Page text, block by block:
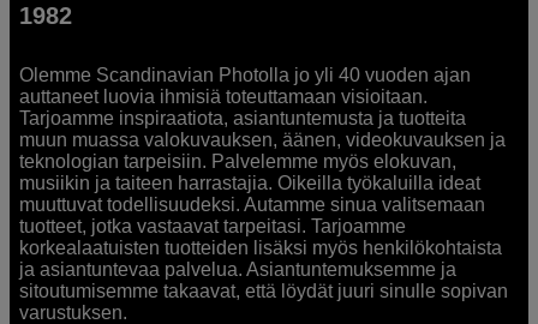
1982
Olemme Scandinavian Photolla jo yli 40 vuoden ajan
auttaneet luovia ihmisiä toteuttamaan visioitaan.
Tarjoamme inspiraatiota, asiantuntemusta ja tuotteita
muun muassa valokuvauksen, äänen, videokuvauksen ja
teknologian tarpeisiin. Palvelemme myös elokuvan,
musiikin ja taiteen harrastajia. Oikeilla työkaluilla ideat
muuttuvat todellisuudeksi. Autamme sinua valitsemaan
tuotteet, jotka vastaavat tarpeitasi. Tarjoamme
korkealaatuisten tuotteiden lisäksi myös henkilökohtaista
ja asiantuntevaa palvelua. Asiantuntemuksemme ja
sitoutumisemme takaavat, että löydät juuri sinulle sopivan
varustuksen.